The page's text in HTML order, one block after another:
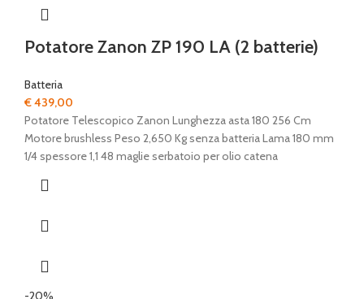
Potatore Zanon ZP 190 LA (2 batterie)
Batteria
€439,00
Potatore Telescopico Zanon Lunghezza asta 180 256 Cm
Motore brushless Peso 2,650 Kg senza batteria Lama 180 mm
1/4 spessore 1,1 48 maglie serbatoio per olio catena
-20%